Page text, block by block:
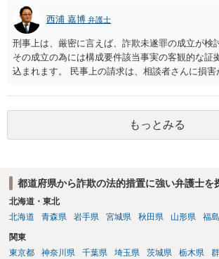
西浦 嘉博 弁護士
刑事上は、厳密に言えば、詐欺未遂罪の成立が検
その成立の為には構成要件該当事実の客観的な証
込まれます。 民事上の請求は、相談者さんに損
い場合、最寄りの法律事務所での相談を検討くだ
ください。
もっとみる
都道府県から詐欺の法的措置に強い弁護士を
北海道・東北
北海道
青森県 岩手県 宮城県 秋田県 山形県 福
関東
東京都
神奈川県 千葉県 埼玉県 茨城県 栃木県